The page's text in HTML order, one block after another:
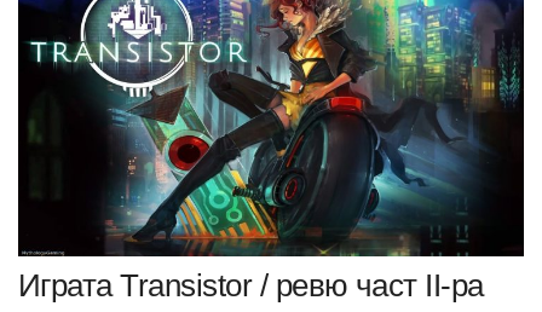
Играта Transistor / ревю част II-ра